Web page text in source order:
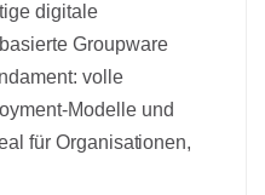
digitale
Groupware
volle
und
für Organisationen,